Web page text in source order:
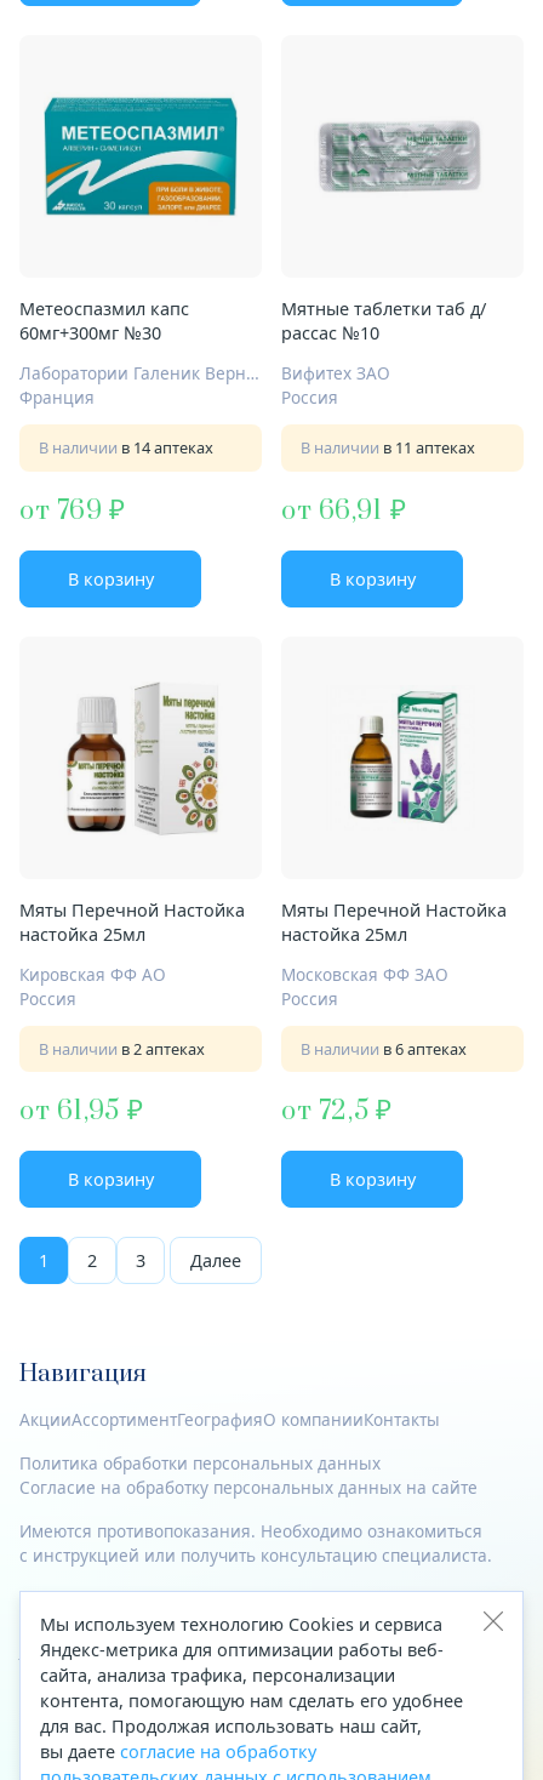
Метеоспазмил капс
60мг+300мг №30
Лаборатории Галеник Вернен
Франция
В наличии в 14 аптеках
от 769
В корзину
Мятные таблетки таб д/
рассас №10
Вифитех ЗАО
Россия
В наличии в 11 аптеках
от 66,91
В корзину
Мяты Перечной Настойка
настойка 25мл
Кировская ФФ АО
Россия
В наличии в 2 аптеках
от 61,95
В корзину
Мяты Перечной Настойка
настойка 25мл
Московская ФФ ЗАО
Россия
В наличии в 6 аптеках
от 72,5
В корзину
1 2 3 Далее
Навигация
АкцииАссортиментГеографияО компанииКонтакты
Политика обработки персональных данных
Согласие на обработку персональных данных на сайте
Имеются противопоказания. Необходимо ознакомиться
с инструкцией или получить консультацию специалиста.
© 2023—2026 Все права защищены.
Адрес
Архангельск, ул. Папанина, д. 19 (вход в здание со стороны
автоцентра «Тойота»)
Приемная Генерального директора
Мы используем технологию Cookies и сервиса
Яндекс-метрика для оптимизации работы веб-
сайта, анализа трафика, персонализации
контента, помогающую нам сделать его удобнее
для вас. Продолжая использовать наш сайт,
вы даете согласие на обработку